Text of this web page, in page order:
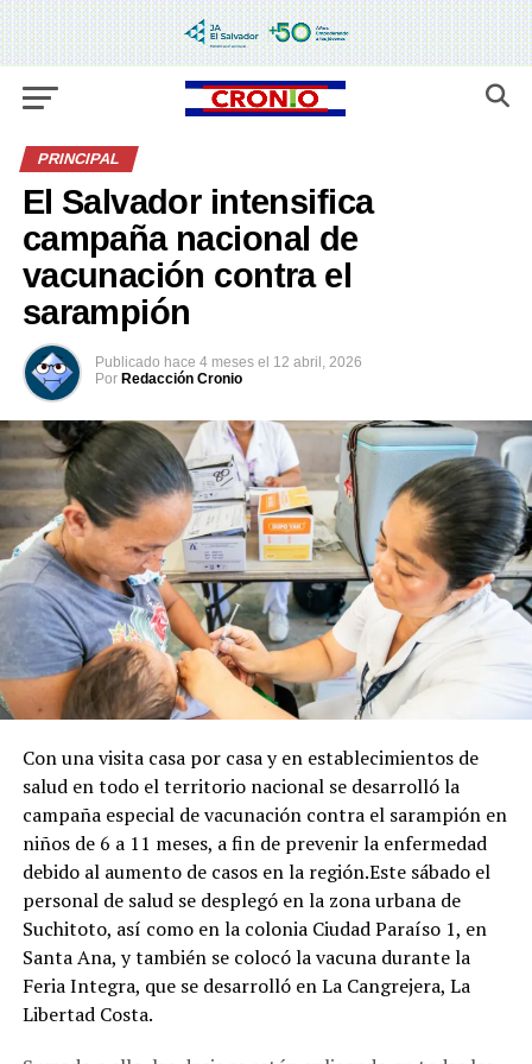
PRINCIPAL
El Salvador intensifica
campaña nacional de
vacunación contra el
sarampión
Publicado hace 4 meses el 12 abril, 2026
Por Redacción Cronio
Con una visita casa por casa y en establecimientos de
salud en todo el territorio nacional se desarrolló la
campaña especial de vacunación contra el sarampión en
niños de 6 a 11 meses, a fin de prevenir la enfermedad
debido al aumento de casos en la región.Este sábado el
personal de salud se desplegó en la zona urbana de
Suchitoto, así como en la colonia Ciudad Paraíso 1, en
Santa Ana, y también se colocó la vacuna durante la
Feria Integra, que se desarrolló en La Cangrejera, La
Libertad Costa.